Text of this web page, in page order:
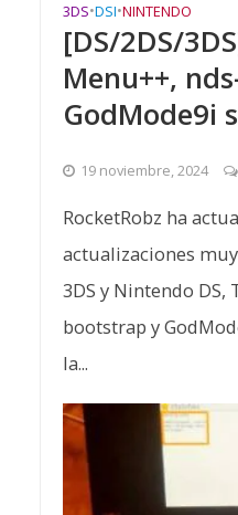
3DS•DSI•NINTENDO
[DS/2DS/
Menu++,
GodMode9i
19 noviembre, 2024
RocketRobz ha
actualizaciones
3DS y Nintendo
bootstrap y
la...